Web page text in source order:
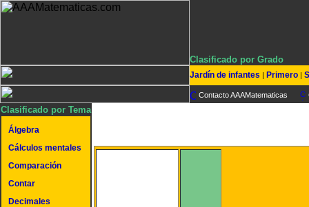
Clasificado por Grado
Jardín de infantes | Primero |
Contacto AAAMatematicas
Clasificado por Tema
Álgebra
Cálculos mentales
Comparación
Contar
Decimales